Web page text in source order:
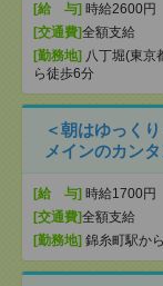
[給 与] 時給2600円
[交通費]全額支給
[勤務地] 八丁堀(東京
ら徒歩6分
＜朝はゆっく
メインのカン
[給 与] 時給1700円
[交通費]全額支給
[勤務地] 錦糸町駅か